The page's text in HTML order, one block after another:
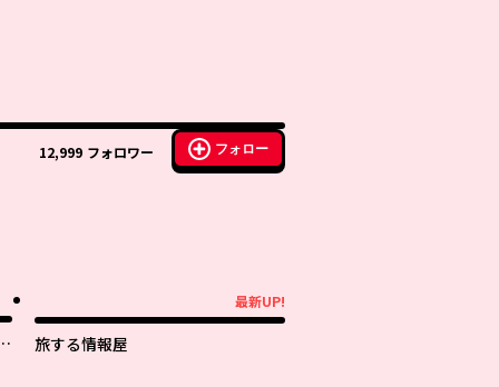
12,999 フォロワー フォロー
最新UP!
旅する情報屋